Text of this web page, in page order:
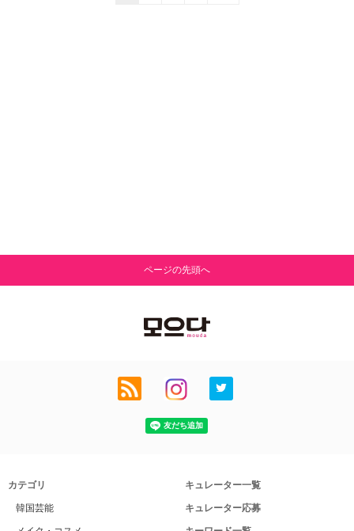
ページの先頭へ
カテゴリ
韓国芸能
キュレーター一覧
キュレーター応募